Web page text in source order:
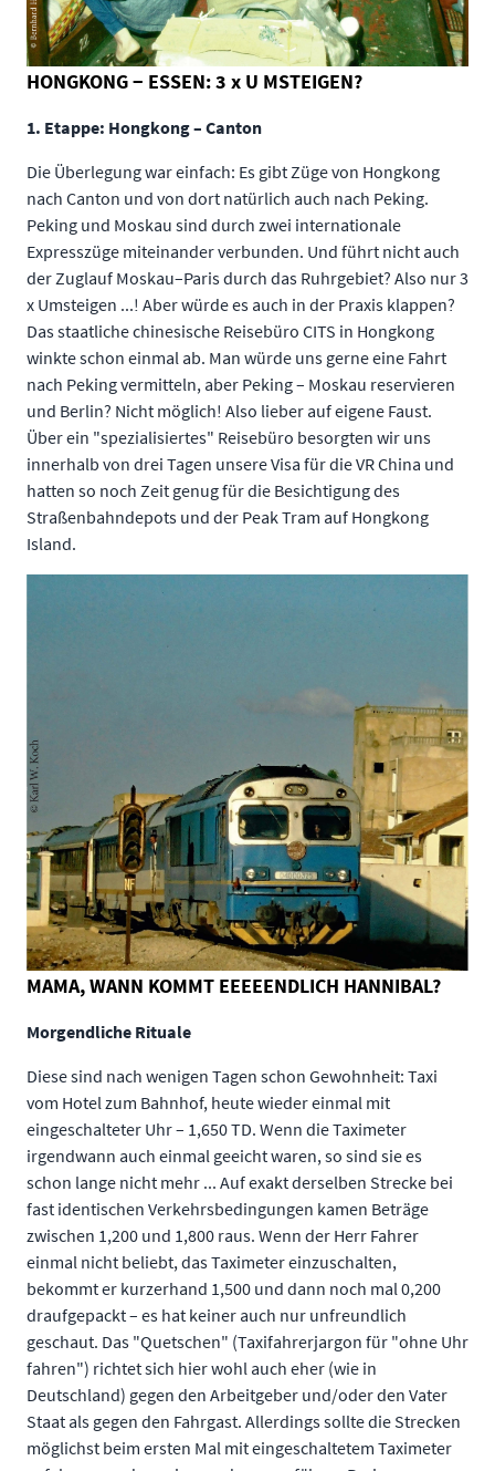
HONGKONG − ESSEN: 3 x U MSTEIGEN?
1. Etappe: Hongkong – Canton
Die Überlegung war einfach: Es gibt Züge von Hongkong
nach Canton und von dort natürlich auch nach Peking.
Peking und Moskau sind durch zwei internationale
Expresszüge miteinander verbunden. Und führt nicht auch
der Zuglauf Moskau–Paris durch das Ruhrgebiet? Also nur 3
x Umsteigen ...! Aber würde es auch in der Praxis klappen?
Das staatliche chinesische Reisebüro CITS in Hongkong
winkte schon einmal ab. Man würde uns gerne eine Fahrt
nach Peking vermitteln, aber Peking – Moskau reservieren
und Berlin? Nicht möglich! Also lieber auf eigene Faust.
Über ein "spezialisiertes" Reisebüro besorgten wir uns
innerhalb von drei Tagen unsere Visa für die VR China und
hatten so noch Zeit genug für die Besichtigung des
Straßenbahndepots und der Peak Tram auf Hongkong
Island.
MAMA, WANN KOMMT EEEEENDLICH HANNIBAL?
Morgendliche Rituale
Diese sind nach wenigen Tagen schon Gewohnheit: Taxi
vom Hotel zum Bahnhof, heute wieder einmal mit
eingeschalteter Uhr – 1,650 TD. Wenn die Taximeter
irgendwann auch einmal geeicht waren, so sind sie es
schon lange nicht mehr ... Auf exakt derselben Strecke bei
fast identischen Verkehrsbedingungen kamen Beträge
zwischen 1,200 und 1,800 raus. Wenn der Herr Fahrer
einmal nicht beliebt, das Taximeter einzuschalten,
bekommt er kurzerhand 1,500 und dann noch mal 0,200
draufgepackt – es hat keiner auch nur unfreundlich
geschaut. Das "Quetschen" (Taxifahrerjargon für "ohne Uhr
fahren") richtet sich hier wohl auch eher (wie in
Deutschland) gegen den Arbeitgeber und/oder den Vater
Staat als gegen den Fahrgast. Allerdings sollte die Strecken
möglichst beim ersten Mal mit eingeschaltetem Taximeter